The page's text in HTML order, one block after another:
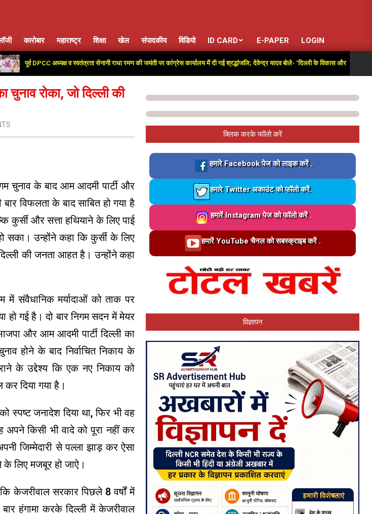
Primary
Navigation
कारोबार महाराष्ट्र शिक्षा खेल संपादकीय विडियो ID CARD E-PAPER LOGIN
पूर्व DPCC अध्यक्ष व स्वतंत्रता सेनानी राधा रमण की जयंती पर कांग्रेस कार्यालय में दी गई श्रद्धांजलि; देवेन्द्र यादव बोले- ‘दिल्ली के विकास और आजादी की लड़ाई
रोका, जो दिल्ली की
चुनाव के बाद आम आदमी पार्टी और
विफलता के बाद साबित हो गया है
कुर्सी और सत्ता हथियाने के लिए पाई
सका। उन्होंने कहा कि कुर्सी के लिए
की जनता आहत है। उन्होंने कहा
में संवैधानिक मर्यादाओं को ताक पर
गई है। दो बार निगम सदन में मेयर
और आम आदमी पार्टी दिल्ली का
होने के बाद निर्वाचित निकाय के
के उद्देश्य कि एक नए निकाय को
दिया गया है।
स्पष्ट जनादेश दिया था, फिर भी वह
किसी भी वादे को पूरा नहीं कर
जिम्मेदारी से पल्ला झाड़ कर ऐसा
के लिए मजबूर हो जाऐ।
केजरीवाल सरकार पिछले 8 वर्षों में
हंगामा करके दिल्ली में केजरीवाल
क्लिक करके फॉलो करें
Loading…
हमारे Facebook पेज को लाइक करें .
Loading…
हमारे Twitter अकाउंट को फॉलो करें.
Loading…
हमारें Instagram पेज को फॉलो करें .
Loading…हमारें YouTube चैनल को सबस्क्राइब करें .
विज्ञापन